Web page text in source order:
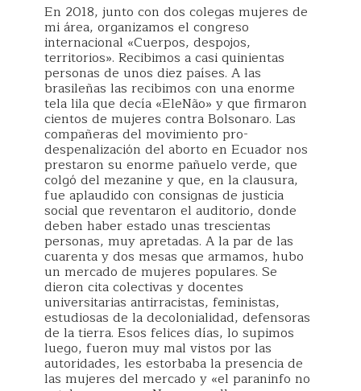
En 2018, junto con dos colegas mujeres de
mi área, organizamos el congreso
internacional «Cuerpos, despojos,
territorios». Recibimos a casi quinientas
personas de unos diez países. A las
brasileñas las recibimos con una enorme
tela lila que decía «EleNão» y que firmaron
cientos de mujeres contra Bolsonaro. Las
compañeras del movimiento pro-
despenalización del aborto en Ecuador nos
prestaron su enorme pañuelo verde, que
colgó del mezanine y que, en la clausura,
fue aplaudido con consignas de justicia
social que reventaron el auditorio, donde
deben haber estado unas trescientas
personas, muy apretadas. A la par de las
cuarenta y dos mesas que armamos, hubo
un mercado de mujeres populares. Se
dieron cita colectivas y docentes
universitarias antirracistas, feministas,
estudiosas de la decolonialidad, defensoras
de la tierra. Esos felices días, lo supimos
luego, fueron muy mal vistos por las
autoridades, les estorbaba la presencia de
las mujeres del mercado y «el paraninfo no